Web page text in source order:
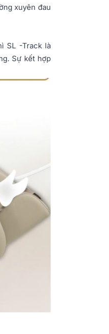
xuyên đau
SL -Track là
Sự kết hợp